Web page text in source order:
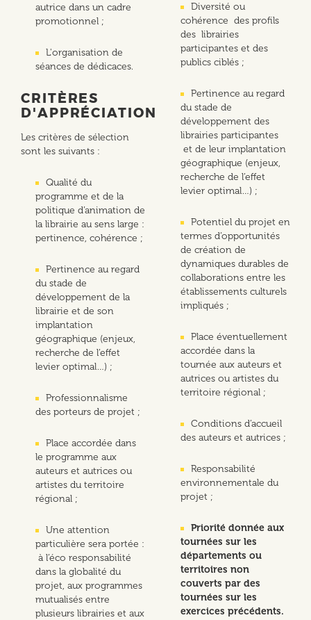
autrice dans un cadre
promotionnel ;
L'organisation de
séances de dédicaces.
CRITÈRES
D'APPRÉCIATION
Les critères de sélection
sont les suivants :
Qualité du
programme et de la
politique d’animation de
la librairie au sens large :
pertinence, cohérence ;
Pertinence au regard
du stade de
développement de la
librairie et de son
implantation
géographique (enjeux,
recherche de l’effet
levier optimal…) ;
Professionnalisme
des porteurs de projet ;
Place accordée dans
le programme aux
auteurs et autrices ou
artistes du territoire
régional ;
Une attention
particulière sera portée :
à l’éco responsabilité
dans la globalité du
projet, aux programmes
mutualisés entre
plusieurs librairies et aux
Diversité ou
cohérence des profils
des librairies
participantes et des
publics ciblés ;
Pertinence au regard
du stade de
développement des
librairies participantes
et de leur implantation
géographique (enjeux,
recherche de l’effet
levier optimal…) ;
Potentiel du projet en
termes d’opportunités
de création de
dynamiques durables de
collaborations entre les
établissements culturels
impliqués ;
Place éventuellement
accordée dans la
tournée aux auteurs et
autrices ou artistes du
territoire régional ;
Conditions d’accueil
des auteurs et autrices ;
Responsabilité
environnementale du
projet ;
Priorité donnée aux
tournées sur les
départements ou
territoires non
couverts par des
tournées sur les
exercices précédents.